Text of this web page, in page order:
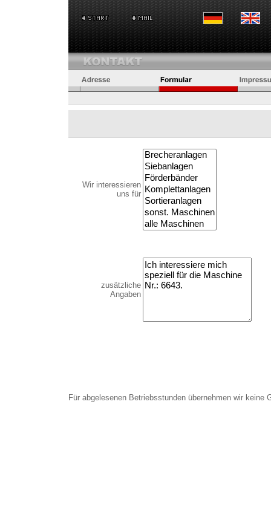
Wir interessieren
uns für
zusätzliche
Angaben
Für abgelesenen Betriebsstunden übernehmen wir keine